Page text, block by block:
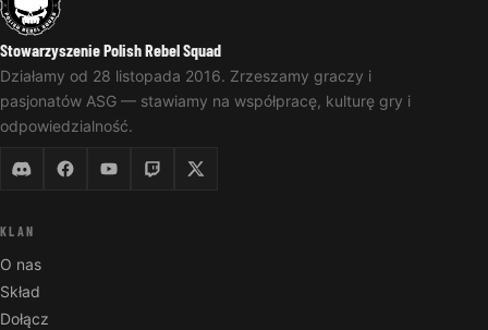
Stowarzyszenie Polish Rebel Squad
Działamy od 28 listopada 2016. Zrzeszamy graczy i
pasjonatów ASG — stawiamy na współpracę, kulturę gry i
odpowiedzialność.
KLAN
O nas
Skład
Dołącz